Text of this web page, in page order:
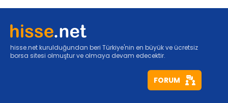
hisse.net kurulduğundan beri Türkiye'nin en büyük ve ücretsiz
borsa sitesi olmuştur ve olmaya devam edecektir.
FORUM